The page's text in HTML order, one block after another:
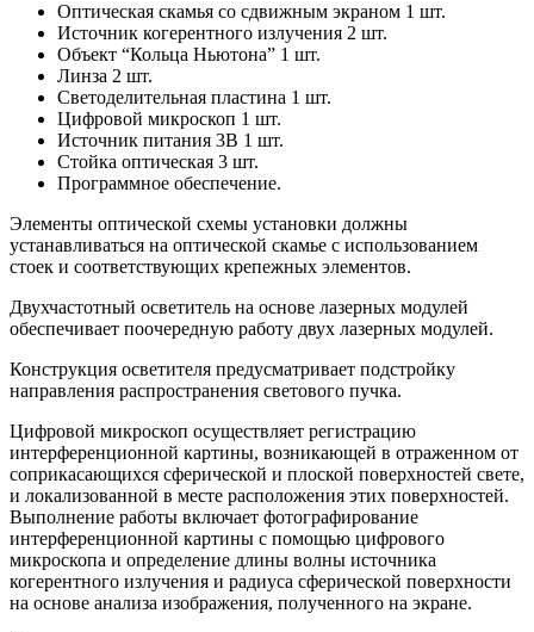
Оптическая скамья со сдвижным экраном 1 шт.
Источник когерентного излучения 2 шт.
Объект “Кольца Ньютона” 1 шт.
Линза 2 шт.
Светоделительная пластина 1 шт.
Цифровой микроскоп 1 шт.
Источник питания 3В 1 шт.
Стойка оптическая 3 шт.
Программное обеспечение.
Элементы оптической схемы установки должны
устанавливаться на оптической скамье с использованием
стоек и соответствующих крепежных элементов.
Двухчастотный осветитель на основе лазерных модулей
обеспечивает поочередную работу двух лазерных модулей.
Конструкция осветителя предусматривает подстройку
направления распространения светового пучка.
Цифровой микроскоп осуществляет регистрацию
интерференционной картины, возникающей в отраженном от
соприкасающихся сферической и плоской поверхностей свете,
и локализованной в месте расположения этих поверхностей.
Выполнение работы включает фотографирование
интерференционной картины с помощью цифрового
микроскопа и определение длины волны источника
когерентного излучения и радиуса сферической поверхности
на основе анализа изображения, полученного на экране.